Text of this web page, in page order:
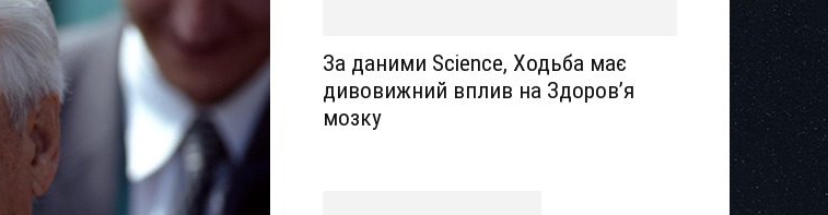
За даними Science, Ходьба має
дивовижний вплив на Здоров’я
мозку